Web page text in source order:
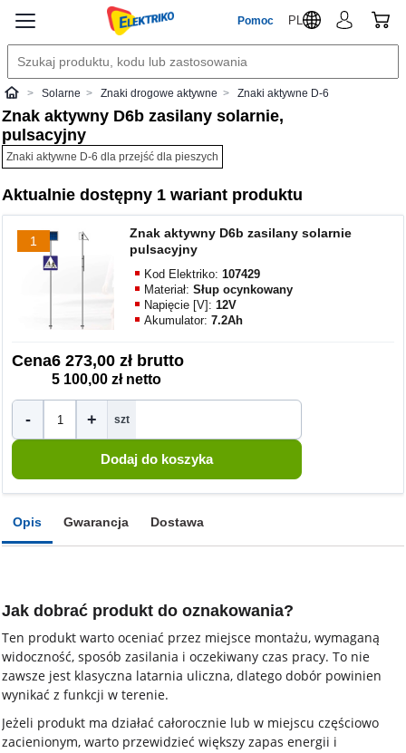
Pomoc PL
ElektrikoSolarne Znaki drogowe aktywne Znaki aktywne D-6
Znak aktywny D6b zasilany solarnie,
pulsacyjny
Znaki aktywne D-6 dla przejść dla pieszych
Aktualnie dostępny 1 wariant produktu
1
Znak aktywny D6b zasilany solarnie
pulsacyjny
Kod Elektriko:107429
Materiał:Słup ocynkowany
Napięcie [V]:12V
Akumulator:7.2Ah
Cena6 273,00 zł brutto
5 100,00 zł netto
- + szt
Opis Gwarancja Dostawa
Jak dobrać produkt do oznakowania?
Ten produkt warto oceniać przez miejsce montażu, wymaganą
widoczność, sposób zasilania i oczekiwany czas pracy. To nie
zawsze jest klasyczna latarnia uliczna, dlatego dobór powinien
wynikać z funkcji w terenie.
Jeżeli produkt ma działać całorocznie lub w miejscu częściowo
zacienionym, warto przewidzieć większy zapas energii i